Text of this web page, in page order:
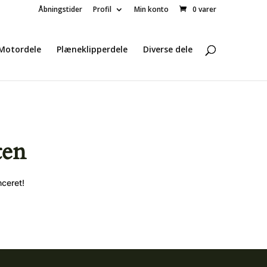
Åbningstider Profil Min konto 0 varer
Plæneklipperdele Diverse dele